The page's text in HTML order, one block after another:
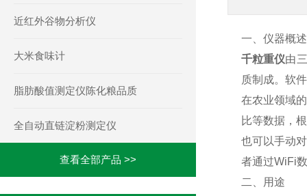
一、仪器概述
千粒重仪由
质制成。软
在农业领域
比等数据，
也可以手动
者通过WiFi
二、用途
近红外谷物分析仪
大米食味计
脂肪酸值测定仪陈化粮品质
全自动直链淀粉测定仪
查看全部产品 >>